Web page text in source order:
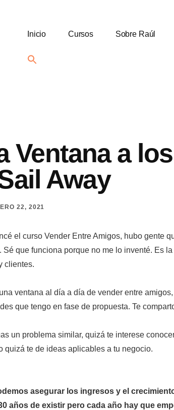
Inicio Cursos Sobre Raúl
Ventana a
Away
22, 2021
el curso Vender Entre Amigos, hubo gente
Sé que funciona porque no me lo inventé. Es
clientes.
ventana al día a día de vender entre
que tengo en fase de propuesta. Te
un problema similar, quizá te interese
quizá te de ideas aplicables a tu negocio.
asegurar los ingresos y el
años de existir pero cada año hay que